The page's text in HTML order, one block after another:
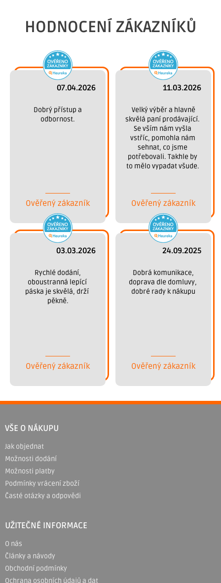
HODNOCENÍ ZÁKAZNÍKŮ
07.04.2026
odbornost.
Ověřený zákazník
11.03.2026
skvělá paní prodávající.
Se vším nám vyšla
vstříc, pomohla nám
sehnat, co jsme
potřebovali. Takhle by
to mělo vypadat všude.
Ověřený zákazník
03.03.2026
oboustranná lepící
páska je skvělá, drží
pěkně.
Ověřený zákazník
24.09.2025
doprava dle domluvy,
dobré rady k nákupu
Ověřený zákazník
á
a
VŠE O NÁKUPU
Jak objednat
Možnosti dodání
Možnosti platby
Podmínky vrácení zboží
Časté otázky a odpovědi
UŽITEČNÉ INFORMACE
O nás
Články a návody
Obchodní podmínky
Ochrana osobních údajů a dat